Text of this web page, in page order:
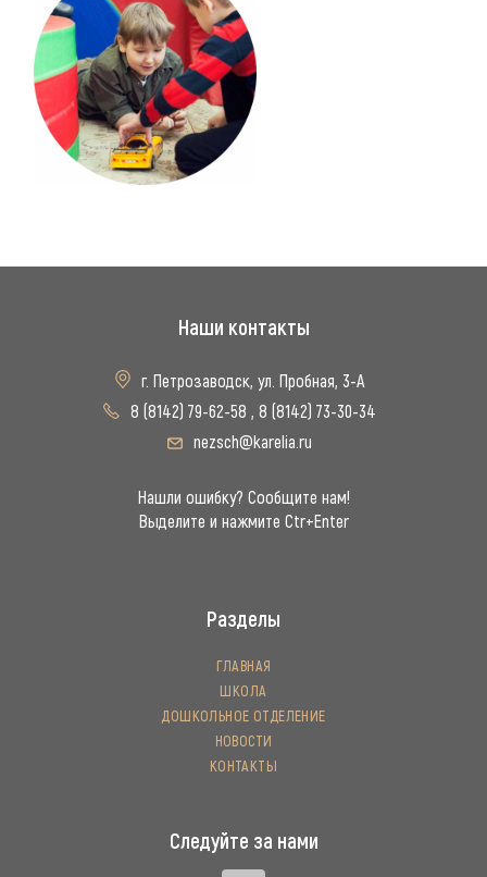
Наши контакты
г. Петрозаводск, ул. Пробная, 3-А
8 (8142) 79-62-58 , 8 (8142) 73-30-34
nezsch@karelia.ru
Нашли ошибку? Сообщите нам!
Выделите и нажмите Ctr+Enter
Разделы
ГЛАВНАЯ
ШКОЛА
ДОШКОЛЬНОЕ ОТДЕЛЕНИЕ
НОВОСТИ
КОНТАКТЫ
Следуйте за нами